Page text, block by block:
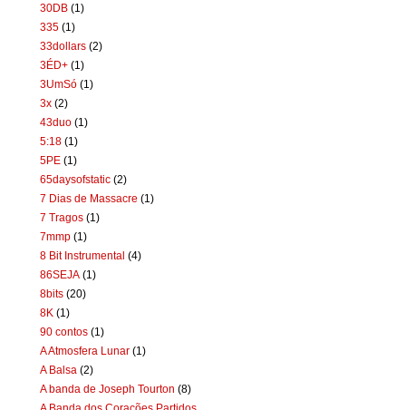
30DB (1)
335 (1)
33dollars (2)
3ÉD+ (1)
3UmSó (1)
3x (2)
43duo (1)
5:18 (1)
5PE (1)
65daysofstatic (2)
7 Dias de Massacre (1)
7 Tragos (1)
7mmp (1)
8 Bit Instrumental (4)
86SEJA (1)
8bits (20)
8K (1)
90 contos (1)
A Atmosfera Lunar (1)
A Balsa (2)
A banda de Joseph Tourton (8)